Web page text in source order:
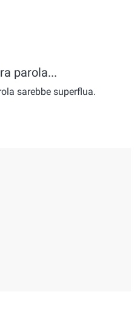
parola...
sarebbe superflua.